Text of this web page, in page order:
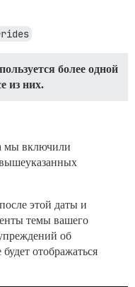
более одной
из них.
мы включили
этой даты и
темы вашего
об
отображаться